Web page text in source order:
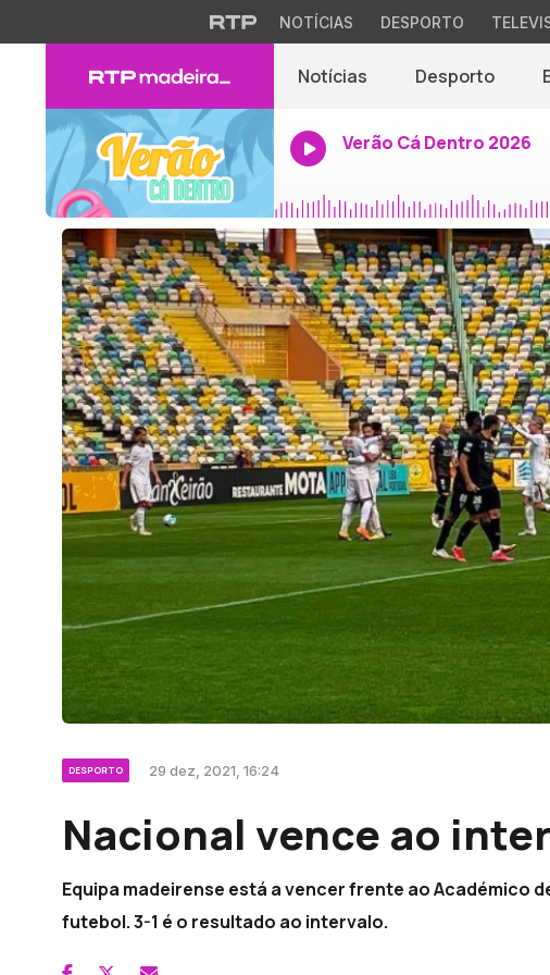
NOTÍCIAS DESPORTO
Notícias Desporto
Verão Cá Dentro 2026
DESPORTO 29 dez, 2021, 16:24
Nacional vence ao
Equipa madeirense está a vencer frente ao Académico
futebol. 3-1 é o resultado ao intervalo.